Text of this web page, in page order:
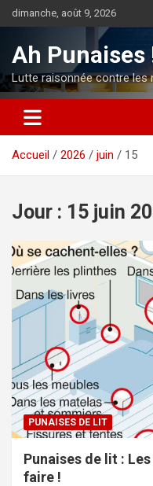
Aller
au
dimanche, août 9, 2026
Ah Punaises
Lutte raisonnée contre les
Accueil 2026 juin 15
Jour : 15 juin
PUNAISES DE LIT
Punaises de lit :
faire !